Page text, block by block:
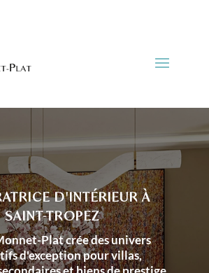
D'INTÉRIEUR À
SAINT-TROPEZ
Plat crée des univers
d'exception pour villas,